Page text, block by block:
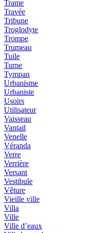
Trame
Travée
Tribune
Troglodyte
Trompe
Trumeau
Tuile
Turne
Tympan
Urbanisme
Urbaniste
Usoirs
Utilisateur
Vaisseau
Vantail
Venelle
Véranda
Verre
Verrière
Versant
Vestibule
Vêture
Vieille ville
Villa
Ville
Ville d’eaux